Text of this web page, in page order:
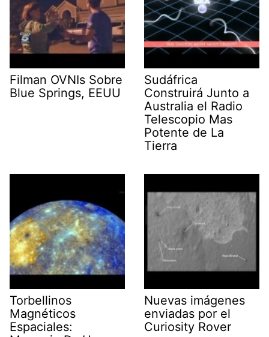
Filman OVNIs Sobre
Blue Springs, EEUU
Sudáfrica
Construirá Junto a
Australia el Radio
Telescopio Mas
Potente de La
Tierra
Torbellinos
Magnéticos
Espaciales:
Nuevas imágenes
enviadas por el
Curiosity Rover